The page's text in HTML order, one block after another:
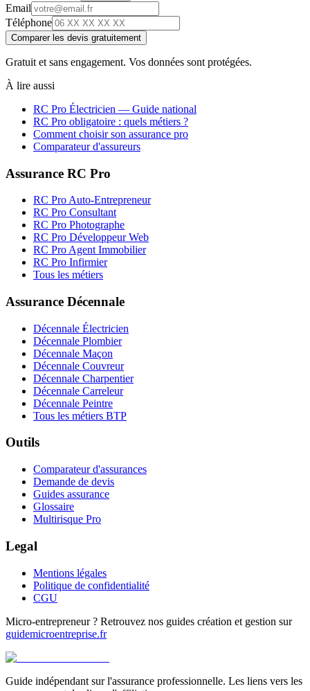
Email
Téléphone
Comparer les devis gratuitement
Gratuit et sans engagement. Vos données sont protégées.
À lire aussi
RC Pro Électricien — Guide national
RC Pro obligatoire : quels métiers ?
Comment choisir son assurance pro
Comparateur d'assureurs
Assurance RC Pro
RC Pro Auto-Entrepreneur
RC Pro Consultant
RC Pro Photographe
RC Pro Développeur Web
RC Pro Agent Immobilier
RC Pro Infirmier
Tous les métiers
Assurance Décennale
Décennale Électricien
Décennale Plombier
Décennale Maçon
Décennale Couvreur
Décennale Charpentier
Décennale Carreleur
Décennale Peintre
Tous les métiers BTP
Outils
Comparateur d'assurances
Demande de devis
Guides assurance
Glossaire
Multirisque Pro
Legal
Mentions légales
Politique de confidentialité
CGU
Micro-entrepreneur ? Retrouvez nos guides création et gestion sur
guidemicroentreprise.fr
Guide indépendant sur l'assurance professionnelle. Les liens vers les